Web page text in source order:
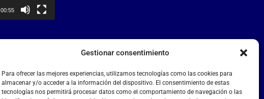
Gestionar consentimiento
Para ofrecer las mejores experiencias, utilizamos tecnologías como las cookies para
almacenar y/o acceder a la información del dispositivo. El consentimiento de estas
tecnologías nos permitirá procesar datos como el comportamiento de navegación o las
00:55